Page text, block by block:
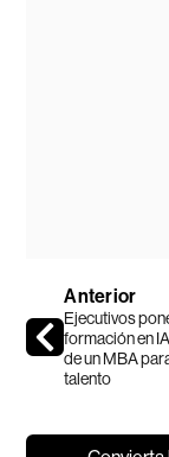
Anterior
Ejecutivos
formación en
de un MBA
talento